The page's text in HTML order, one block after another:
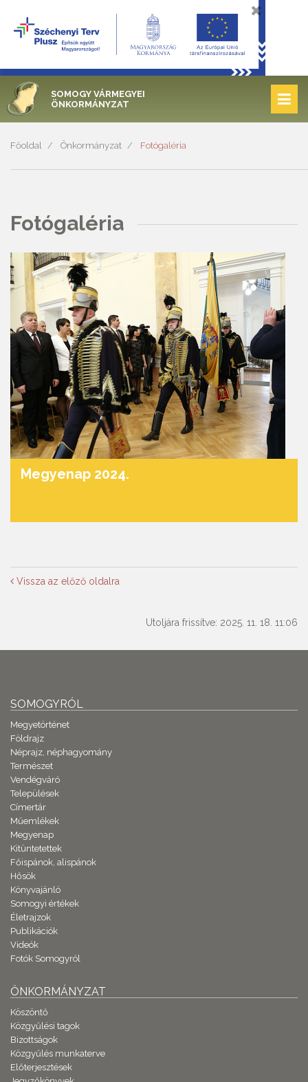
SOMOGY VÁRMEGYEI
ÖNKORMÁNYZAT
Főoldal Önkormányzat Fotógaléria
Fotógaléria
Megyenap 2024.
Vissza az előző oldalra
Utoljára frissítve: 2025. 11. 18. 11:06
SOMOGYRÓL
Megyetörténet
Földrajz
Néprajz, néphagyomány
Természet
Vendégváró
Települések
Címertár
Műemlékek
Megyenap
Kitüntetettek
Főispánok, alispánok
Hősök
Könyvajánló
Somogyi értékek
Életrajzok
Publikációk
Videók
Fotók Somogyról
ÖNKORMÁNYZAT
Köszöntő
Közgyűlési tagok
Bizottságok
Közgyűlés munkaterve
Előterjesztések